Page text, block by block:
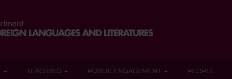
TEACHING PUBLIC ENGAGEMENT PEOPLE